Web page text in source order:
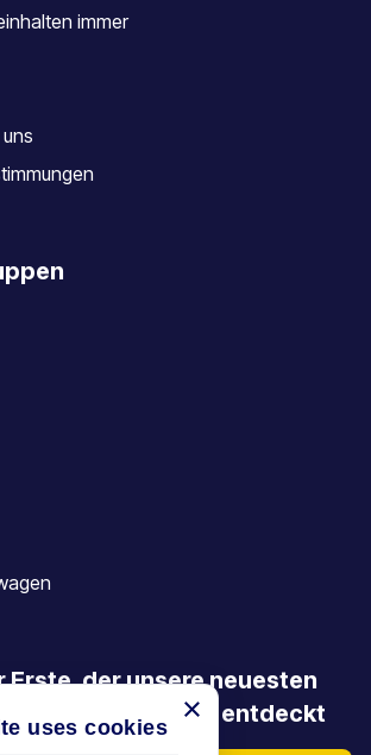
immer
Erste, der unsere neuesten
und Artikel entdeckt
×
uses cookies